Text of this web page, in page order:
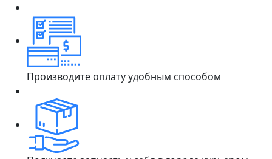
Производите оплату удобным способом